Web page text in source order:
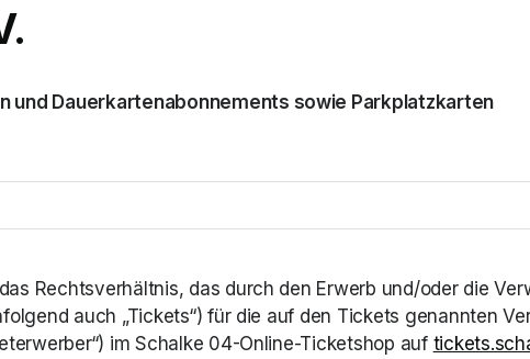
und Dauerkartenabonnements sowie Parkplatzkarten
Rechtsverhältnis, das durch den Erwerb und/oder die
auch „Tickets“) für die auf den Tickets genannten
im Schalke 04-Online-Ticketshop auf